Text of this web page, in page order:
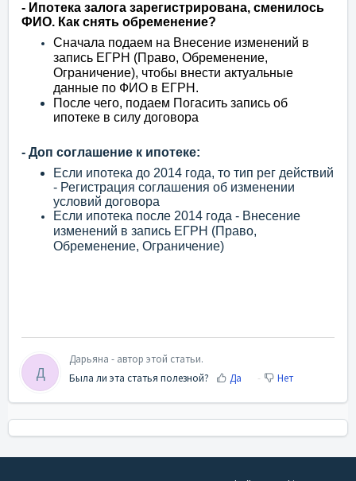
- Ипотека залога зарегистрирована, сменилось
ФИО. Как снять обременение?
Сначала подаем на Внесение изменений в
запись ЕГРН (Право, Обременение,
Ограничение), чтобы внести актуальные
данные по ФИО в ЕГРН.
После чего, подаем Погасить запись об
ипотеке в силу договора
- Доп соглашение к ипотеке:
Если ипотека до 2014 года, то тип рег действий
- Регистрация соглашения об изменении
условий договора
Если ипотека после 2014 года - Внесение
изменений в запись ЕГРН (Право,
Обременение, Ограничение)
Д
Дарьяна - автор этой статьи.
Была ли эта статья полезной?
Да Нет